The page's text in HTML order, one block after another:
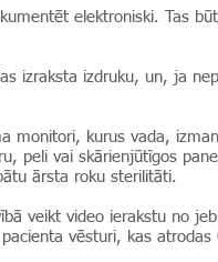
elektroniski. Tas
izraksta izdruku, un, ja
monitori, kurus vada,
peli vai skārienjūtīgos
ārsta roku sterilitāti.
veikt video ierakstu no
vēsturi, kas atrodas